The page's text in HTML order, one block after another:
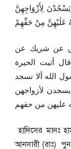
لِأَزْوَاجِهِنَّ
عَلَيْهِنَّ مِنْ حَقِّهِمْ
عن شريك عن
أتيت الحيرة
الله ألا نسجد
لأزواجهن
عليهن من حقهم
হাদিসের মানঃ
আনসারী (রাঃ)